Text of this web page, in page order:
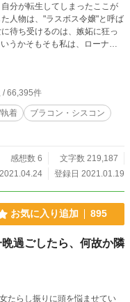
だっていい！ 私が好きなの
けどーー あ、あれ？
最
幼馴染、ヤ
で投稿しております。
/ 66,395件
着
ブラコン・シスコン
感想数 6
文字数 219,187
登録日 2021.01.19
お気に入り追加 895
過ごしたら、何故か隣
たらし振りに頭を悩ませてい